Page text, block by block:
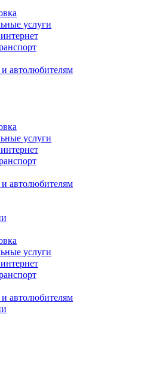
услуги
автолюбителям
услуги
автолюбителям
услуги
автолюбителям